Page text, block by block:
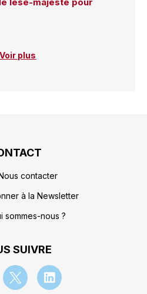
Voir plus
contacter
à la Newsletter
sommes-nous ?
SUIVRE